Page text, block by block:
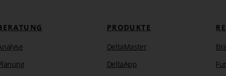
PRODUKTE
DeltaMaster
DeltaApp